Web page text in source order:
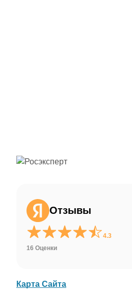
Отзывы
4.3
16 Оценки
Карта Сайта
WhatsApp